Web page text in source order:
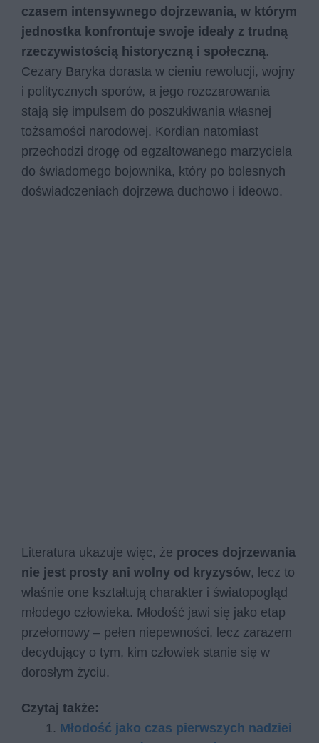
czasem intensywnego dojrzewania, w którym
jednostka konfrontuje swoje ideały z trudną
rzeczywistością historyczną i społeczną.
Cezary Baryka dorasta w cieniu rewolucji, wojny
i politycznych sporów, a jego rozczarowania
stają się impulsem do poszukiwania własnej
tożsamości narodowej. Kordian natomiast
przechodzi drogę od egzaltowanego marzyciela
do świadomego bojownika, który po bolesnych
doświadczeniach dojrzewa duchowo i ideowo.
Literatura ukazuje więc, że proces dojrzewania
nie jest prosty ani wolny od kryzysów, lecz to
właśnie one kształtują charakter i światopogląd
młodego człowieka. Młodość jawi się jako etap
przełomowy – pełen niepewności, lecz zarazem
decydujący o tym, kim człowiek stanie się w
dorosłym życiu.
Czytaj także:
Młodość jako czas pierwszych nadziei